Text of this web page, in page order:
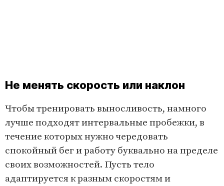
Не менять скорость или наклон
Чтобы тренировать выносливость, намного
лучше подходят интервальные пробежки, в
течение которых нужно чередовать
спокойный бег и работу буквально на пределе
своих возможностей. Пусть тело
адаптируется к разным скоростям и